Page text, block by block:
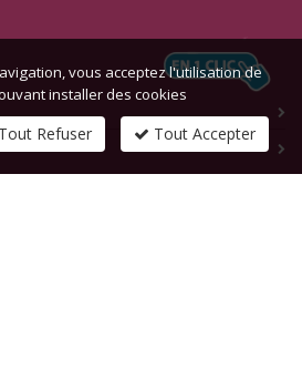
vous acceptez l'utilisation de
installer des cookies
Tout Refuser Tout Accepter